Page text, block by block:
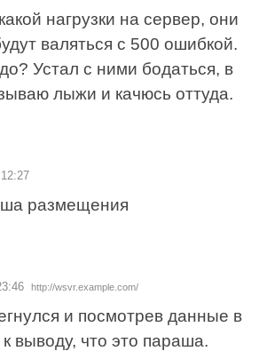
нагрузки на сервер, они
валяться с 500 ошибкой.
Устал с ними бодаться, в
лыжи и качюсь оттуда.
размещения
http://wsvr.example.com/
и посмотрев данные в
выводу, что это параша.